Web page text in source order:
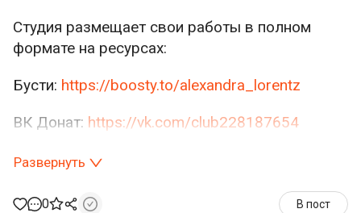
Студия размещает свои работы в полном
формате на ресурсах:
Бусти: https://boosty.to/alexandra_lorentz
ВК Донат: https://vk.com/club228187654
Спонср Ру:https://sponsr.ru/krivde_net
Развернуть
0 В пост